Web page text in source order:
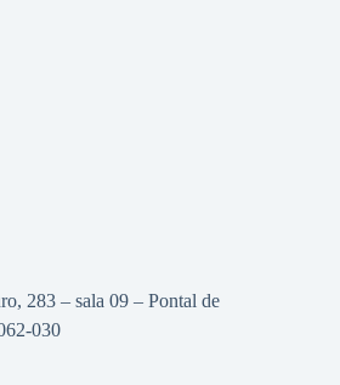
283 – sala 09 – Pontal de
030